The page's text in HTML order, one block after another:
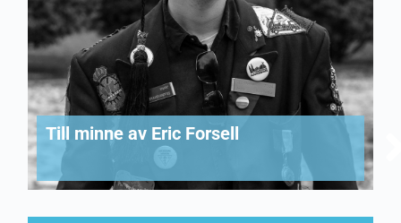
Till minne av Eric Forsell